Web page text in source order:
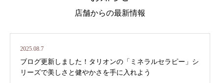
店舗からの最新情報
2025.08.7
ブログ更新しました！タリオンの「ミネラルセラピー」シ
リーズで美しさと健やかさを手に入れよう